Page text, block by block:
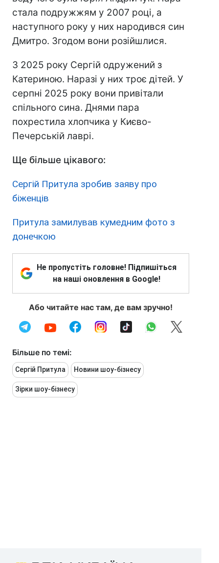
стала подружжям у 2007 році, а
наступного року у них народився син
Дмитро. Згодом вони розійшлися.
З 2025 року Сергій одружений з
Катериною. Наразі у них троє дітей. У
серпні 2025 року вони привітали
спільного сина. Днями пара
похрестила хлопчика у Києво-
Печерській лаврі.
Ще більше цікавого:
Сергій Притула зробив заяву про
біженців
Притула замилував кумедним фото з
донечкою
Не пропустіть головне! Підпишіться
на наші оновлення в Google!
Або читайте нас там, де вам зручно!
Більше по темі:
Сергій Притула Новини шоу-бізнесу
Зірки шоу-бізнесу